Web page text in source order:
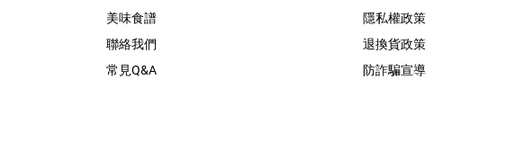
美味食譜
聯絡我們
常見Q&A
隱私權政策
退換貨政策
防詐騙宣導